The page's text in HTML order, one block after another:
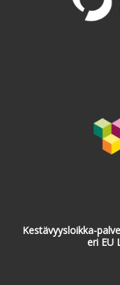
Kestävyysloikka-
eri EU